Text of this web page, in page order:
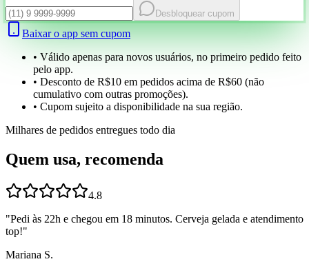
Desbloquear cupom
Baixar o app sem cupom
• Válido apenas para novos usuários, no primeiro pedido feito
pelo app.
• Desconto de R$10 em pedidos acima de R$60 (não
cumulativo com outras promoções).
• Cupom sujeito a disponibilidade na sua região.
Milhares de pedidos entregues todo dia
Quem usa, recomenda
4.8
"Pedi às 22h e chegou em 18 minutos. Cerveja gelada e atendimento
top!"
Mariana S.